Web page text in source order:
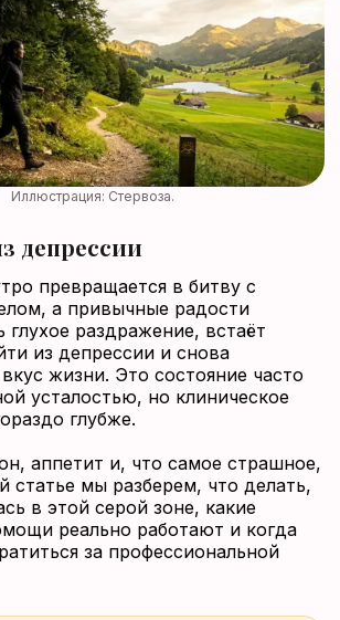
аккаунта?
Иллюстрация: Стервоза.
депрессии
превращается в битву с
а привычные радости
раздражение, встаёт
из депрессии и снова
жизни. Это состояние часто
усталостью, но клиническое
глубже.
аппетит и, что самое страшное,
статье мы разберем, что делать,
в этой серой зоне, какие
реально работают и когда
за профессиональной